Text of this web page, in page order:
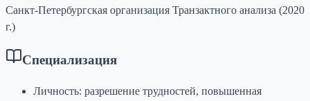
Санкт-Петербургская организация Транзактного анализа (2020
г.)
Специализация
Личность: разрешение трудностей, повышенная